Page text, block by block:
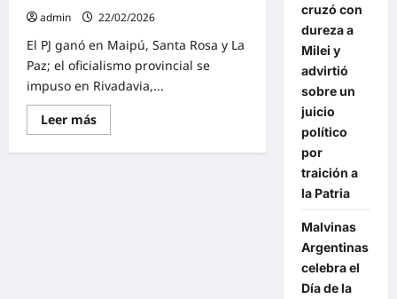
nueva
Rectora
admin
22/02/2026
El PJ ganó en Maipú, Santa Rosa y La
Paz; el oficialismo provincial se
impuso en Rivadavia,...
Leer másLee
más
Elecciones
cruzó con
dureza a
Milei y
advirtió
sobre un
juicio
político
por
traición a
la Patria
Malvinas
Argentinas
celebra el
Día de la